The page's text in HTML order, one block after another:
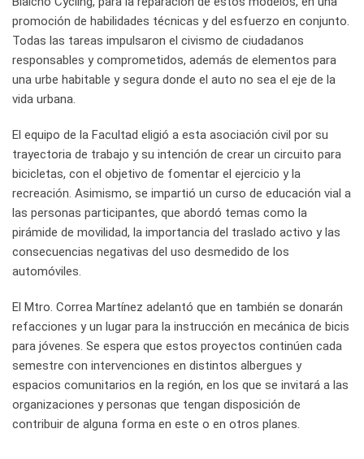
promoción de habilidades técnicas y del esfuerzo en conjunto.
Todas las tareas impulsaron el civismo de ciudadanos
responsables y comprometidos, además de elementos para
una urbe habitable y segura donde el auto no sea el eje de la
vida urbana.
El equipo de la Facultad eligió a esta asociación civil por su
trayectoria de trabajo y su intención de crear un circuito para
bicicletas, con el objetivo de fomentar el ejercicio y la
recreación. Asimismo, se impartió un curso de educación vial a
las personas participantes, que abordó temas como la
pirámide de movilidad, la importancia del traslado activo y las
consecuencias negativas del uso desmedido de los
automóviles.
El Mtro. Correa Martínez adelantó que en también se donarán
refacciones y un lugar para la instrucción en mecánica de bicis
para jóvenes. Se espera que estos proyectos continúen cada
semestre con intervenciones en distintos albergues y
espacios comunitarios en la región, en los que se invitará a las
organizaciones y personas que tengan disposición de
contribuir de alguna forma en este o en otros planes.